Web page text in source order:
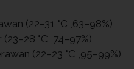
(22–31 °C ,63–98%)
°C ,74–97%)
(22–23 °C ,95–99%)